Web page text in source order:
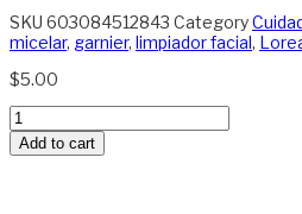
SKU 603084512843 Category
micelar, garnier, limpiador facial,
$5.00
LOREAL
-
Garnier
Add to cart